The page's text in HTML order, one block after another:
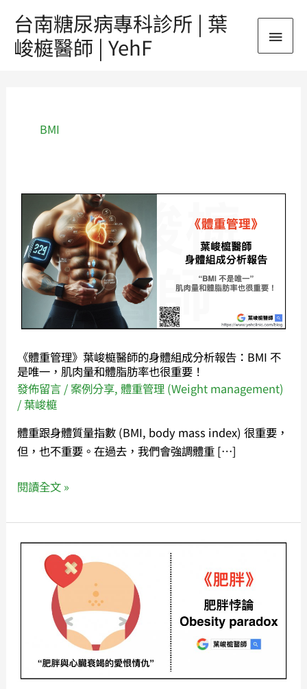
台南糖尿病專科診所 | 葉
峻榳醫師 | YehF
主
要
BMI
《體重管理》葉峻榳醫師的身體組成分析報告：BMI 不
是唯一，肌肉量和體脂肪率也很重要！
發佈留言 /案例分享,體重管理 (Weight management)
/ 葉峻榳
體重跟身體質量指數 (BMI, body mass index) 很重要，
但，也不重要。在過去，我們會強調體重 […]
《體
理》
葉
峻
醫
的
身
體
成
分
報
和
閱讀全文 »
《肥
衰